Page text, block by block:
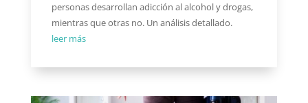
personas desarrollan adicción al alcohol y drogas,
mientras que otras no. Un análisis detallado.
leer más